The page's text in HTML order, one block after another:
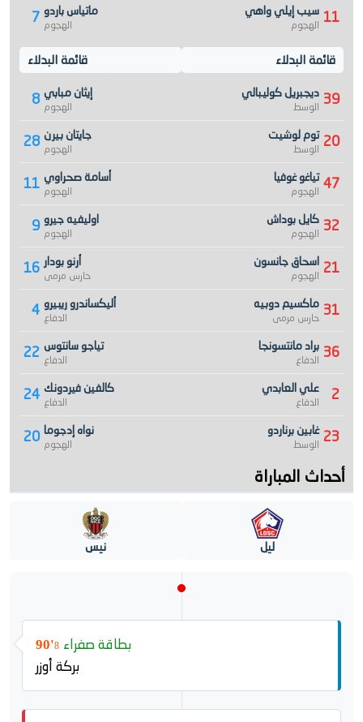
7 ماتياس باردو
الهجوم
قائمة البدلاء
8 إيثان مبابي
الهجوم
28 جايتان بيرن
الهجوم
11 أسامة صحراوي
الهجوم
9 اوليفيه جيرو
الهجوم
16 أرنو بودار
حارس مرمى
4 أليكساندرو ريبيرو
الدفاع
22 تياجو سانتوس
الدفاع
24 كالفين فيردونك
الدفاع
20 نواه إدجوما
الهجوم
11 سيب إيلي واهي
الهجوم
قائمة البدلاء
39 ديجبريل كوليبالي
الوسط
20 توم لوشيت
الوسط
47 تياغو غوفيا
الهجوم
32 كايل بوداش
الهجوم
21 اسحاق جانسون
الهجوم
31 ماكسيم دوبيه
حارس مرمى
36 براد مانتسونجا
الدفاع
2 علي العابدي
الدفاع
23 غابين برناردو
الوسط
أحداث المباراة
ليل نيس
90'8 بطاقة صفراء
بركة أوزر